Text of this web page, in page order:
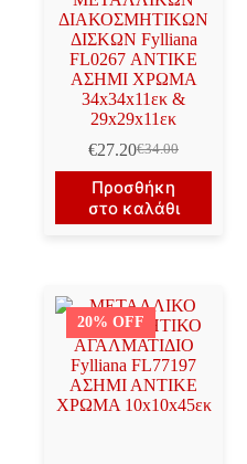
ΔΙΑΚΟΣΜΗΤΙΚΩΝ
ΔΙΣΚΩΝ Fylliana
FL0267 ΑΝΤΙΚΕ
ΑΣΗΜΙ ΧΡΩΜΑ
34x34x11εκ &
29x29x11εκ
€34.00
Original
price
was:
€34.00.
€27.20Η
τρέχουσα
τιμή
είναι:
Προσθήκη
στο καλάθι
20% OFF